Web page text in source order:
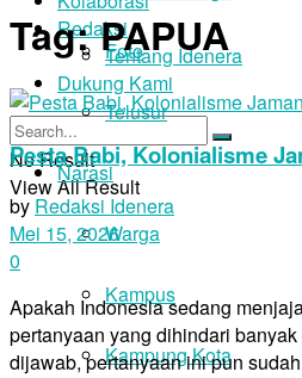
Redaksi
Tentang Idenera
Dukung Kami
No Result
View All Result
Foto
Telusur
Narasi
Warga
Kampus
Kampung Kota
Tag:PAPUA
Pesta Babi, Kolonialisme
by Redaksi Idenera
Mei 15, 2026
0
Apakah Indonesia sedang
pertanyaan yang dihindari
dijawab, pertanyaan ini pun